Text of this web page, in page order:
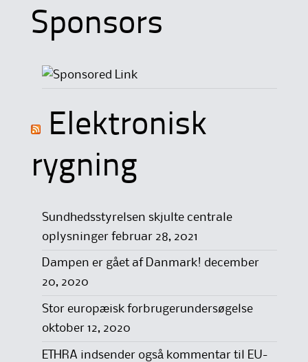
Sponsors
Elektronisk
rygning
Sundhedsstyrelsen skjulte centrale
oplysninger februar 28, 2021
Dampen er gået af Danmark! december
20, 2020
Stor europæisk forbrugerundersøgelse
oktober 12, 2020
ETHRA indsender også kommentar til EU-